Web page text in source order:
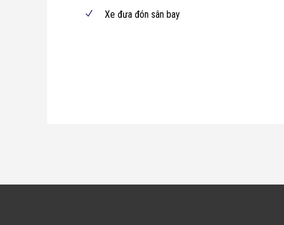
Xe đưa đón sân bay